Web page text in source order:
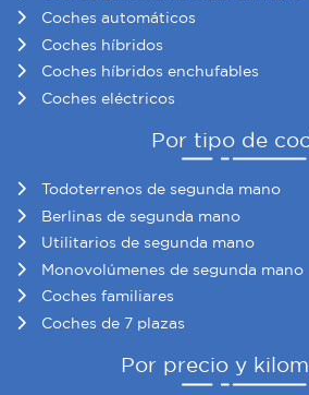
Coches automáticos
Coches híbridos
Coches híbridos enchufables
Coches eléctricos
Por tipo de
Todoterrenos de segunda mano
Berlinas de segunda mano
Utilitarios de segunda mano
Monovolúmenes de segunda mano
Coches familiares
Coches de 7 plazas
Por precio y